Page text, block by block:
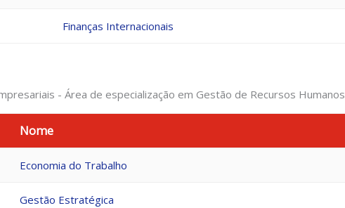
Finanças Internacionais
- Área de especialização em Gestão de Recursos Humanos
Nome
Economia do Trabalho
Gestão Estratégica